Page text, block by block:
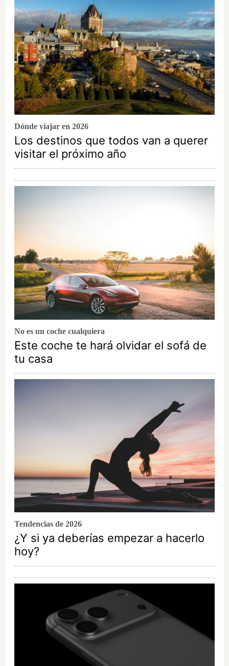
Dónde viajar en 2026
Los destinos que todos van a querer
visitar el próximo año
No es un coche cualquiera
Este coche te hará olvidar el sofá de
tu casa
Tendencias de 2026
¿Y si ya deberías empezar a hacerlo
hoy?